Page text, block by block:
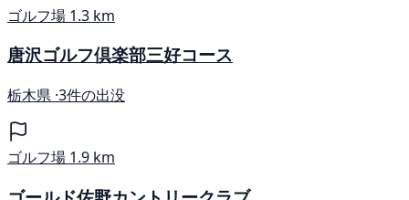
ゴルフ場 1.3 km
唐沢ゴルフ倶楽部三好コース
栃木県 ·3件の出没
ゴルフ場 1.9 km